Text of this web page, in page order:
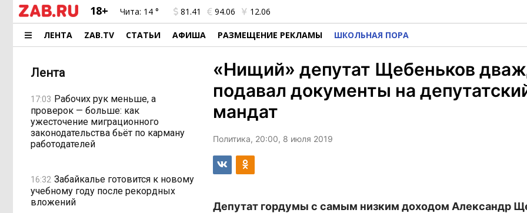
18+ Чита: 14 ° 81.41 94.06 12.06
ЛЕНТА ZAB.TV СТАТЬИ АФИША РАЗМЕЩЕНИЕ РЕКЛАМЫ ШКОЛЬНАЯ ПОРА
Лента
17:03 Рабочих рук меньше, а
проверок — больше: как
ужесточение миграционного
законодательства бьёт по карману
работодателей
16:32 Забайкалье готовится к новому
учебному году после рекордных
вложений
«Нищий» депутат Щебеньков
подавал документы на
мандат
Политика, 20:00, 8 июля 2019
Депутат гордумы с самым низким доходом Александр